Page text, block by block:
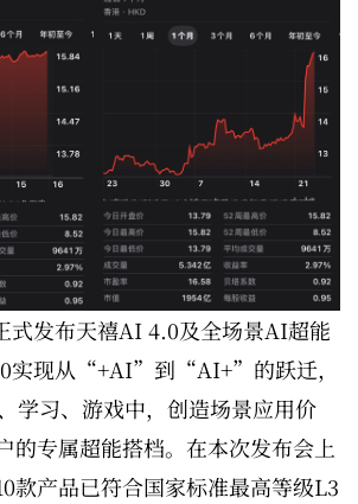
式发布天禧AI 4.0及全场景AI超能
实现从“+AI”到“AI+”的跃迁，
学习、游戏中，创造场景应用价
的专属超能搭档。在本次发布会上
款产品已符合国家标准最高等级L3